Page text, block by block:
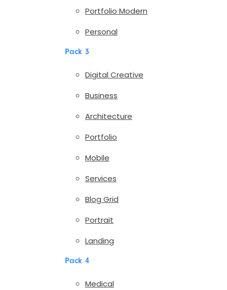
Portfolio Modern
Personal
Pack 3
Digital Creative
Business
Architecture
Portfolio
Mobile
Services
Blog Grid
Portrait
Landing
Pack 4
Medical